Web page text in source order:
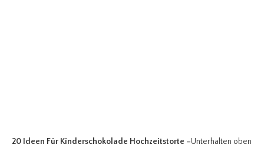
20 Ideen Für Kinderschokolade Hochzeitstorte –Unterhalten oben